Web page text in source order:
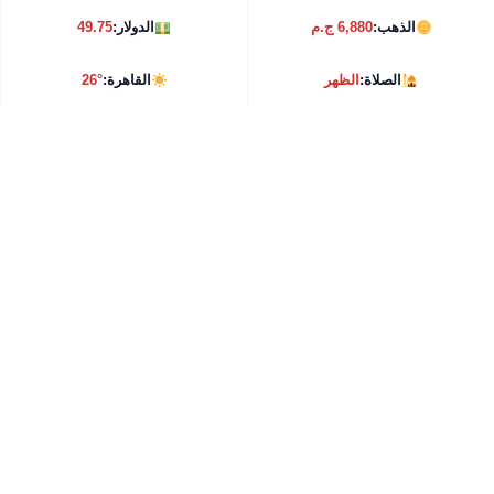
الذهب:6,880 ج.م الدولار:49.75
الصلاة:الظهر القاهرة:26°